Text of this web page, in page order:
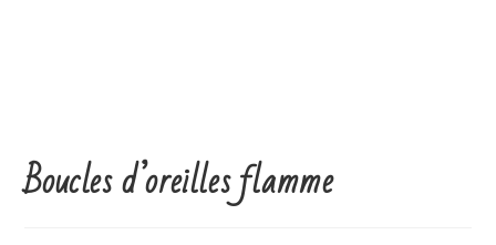
Boucles d’oreilles flamme